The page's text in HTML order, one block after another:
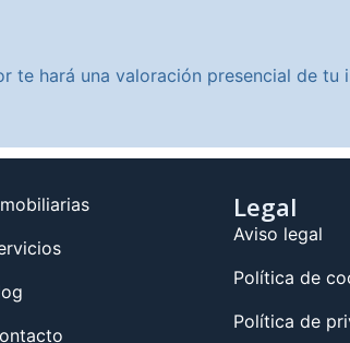
te hará una valoración presencial de tu
Legal
Aviso legal
Política de
Política de